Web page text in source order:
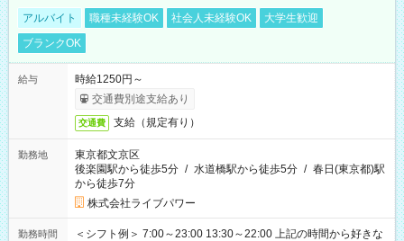
アルバイト 職種未経験OK 社会人未経験OK
大学生歓迎
ブランクOK
給与
時給1250円～
交通費別途支給あり
交通費 支給（規定有り）
勤務地
東京都文京区
後楽園駅から徒歩5分 / 水道橋駅から徒歩5分 / 春日(東京都)駅
から徒歩7分
株式会社ライブパワー
勤務時間
＜シフト例＞ 7:00～23:00 13:30～22:00 上記の時間から好きな